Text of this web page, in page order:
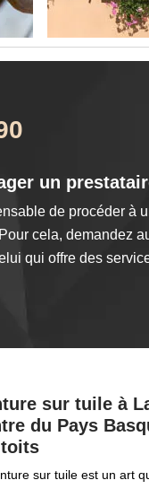
un
de procéder à
cela, demandez
qui offre des
sur tuile à
du Pays
sur tuile est un art